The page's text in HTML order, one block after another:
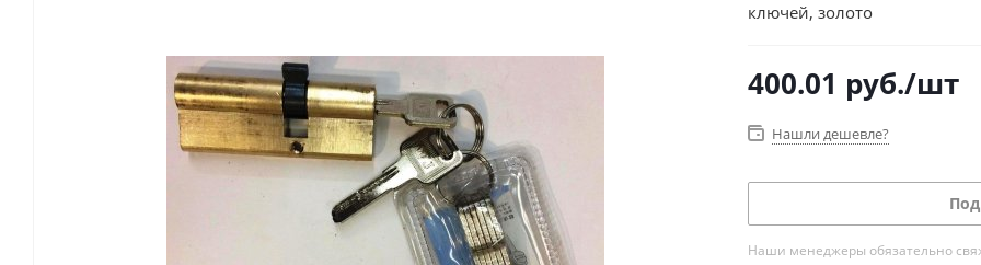
ключей, золото
400.01 руб./шт
Нашли дешевле?
Наши менеджеры обязательно